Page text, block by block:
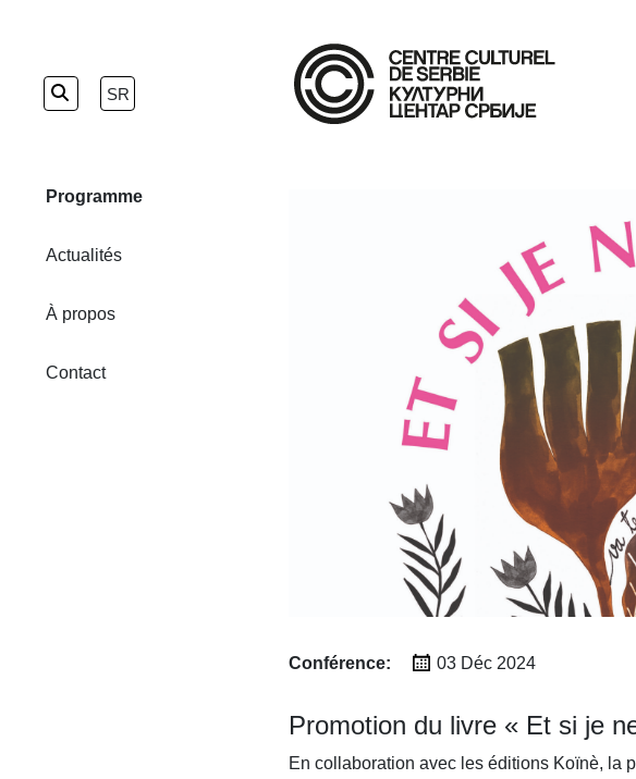
SR
Programme
Actualités
À propos
Contact
Conférence: 03 Déc 2024
Promotion du livre « Et si je
En collaboration avec les éditions Koïnè, la